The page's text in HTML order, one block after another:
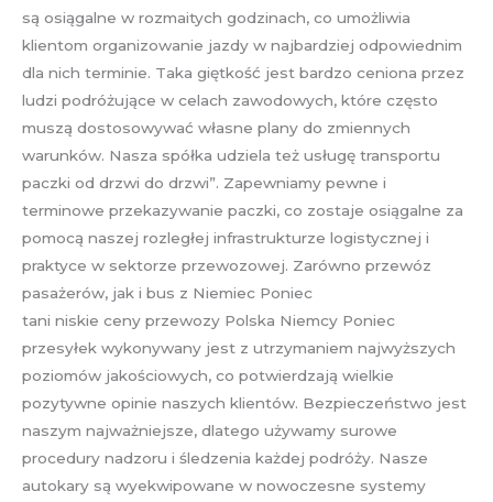
są osiągalne w rozmaitych godzinach, co umożliwia
klientom organizowanie jazdy w najbardziej odpowiednim
dla nich terminie. Taka giętkość jest bardzo ceniona przez
ludzi podróżujące w celach zawodowych, które często
muszą dostosowywać własne plany do zmiennych
warunków. Nasza spółka udziela też usługę transportu
paczki od drzwi do drzwi”. Zapewniamy pewne i
terminowe przekazywanie paczki, co zostaje osiągalne za
pomocą naszej rozległej infrastrukturze logistycznej i
praktyce w sektorze przewozowej. Zarówno przewóz
pasażerów, jak i bus z Niemiec Poniec
tani niskie ceny przewozy Polska Niemcy Poniec
przesyłek wykonywany jest z utrzymaniem najwyższych
poziomów jakościowych, co potwierdzają wielkie
pozytywne opinie naszych klientów. Bezpieczeństwo jest
naszym najważniejsze, dlatego używamy surowe
procedury nadzoru i śledzenia każdej podróży. Nasze
autokary są wyekwipowane w nowoczesne systemy